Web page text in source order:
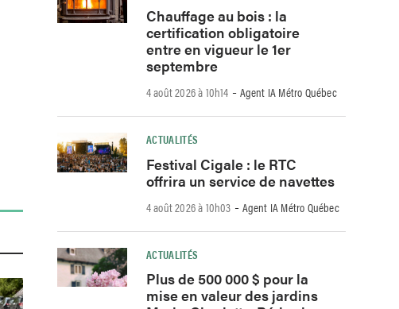
Chauffage au bois : la
certification obligatoire
entre en vigueur le 1er
septembre
4 août 2026 à 10h14 -Agent IA Métro Québec
ACTUALITÉS
Festival Cigale : le RTC
offrira un service de navettes
4 août 2026 à 10h03 -Agent IA Métro Québec
ACTUALITÉS
Plus de 500 000 $ pour la
mise en valeur des jardins